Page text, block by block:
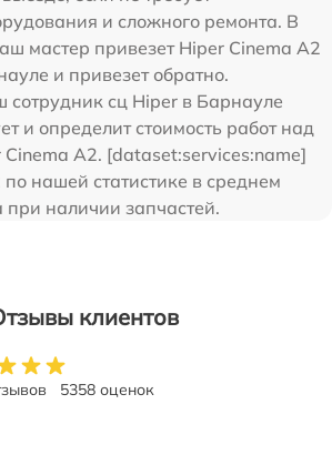
и сложного ремонта. В
мастер привезет Hiper Cinema A2
и привезет обратно.
сотрудник сц Hiper в Барнауле
и определит стоимость работ над
Cinema A2. [dataset:services:name]
нашей статистике в среднем
при наличии запчастей.
клиентов
5358 оценок